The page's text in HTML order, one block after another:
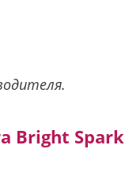
Bright Spark